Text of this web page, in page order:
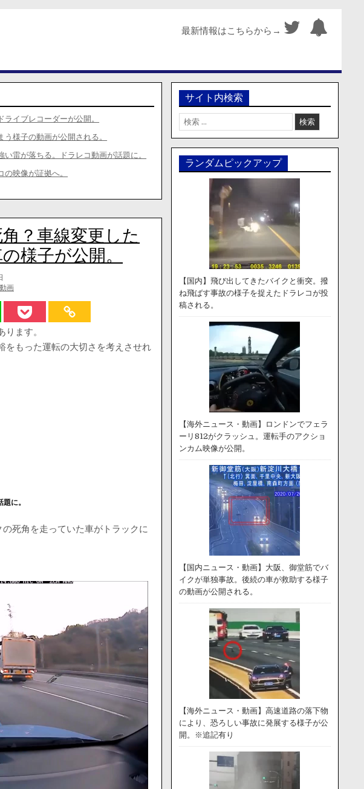
最新情報はこちらから→
イブレコーダーが公開。
様子の動画が公開される。
雷が落ちる。ドラレコ動画が話題に。
映像が証拠へ。
？車線変更した
様子が公開。
動画
ます。
をもった運転の大切さを考えさせれ
に。
死角を走っていた車がトラックに
サイト内検索
検
索:
ランダムピックアップ
【国内】飛び出してきたバイクと衝突。撥
ね飛ばす事故の様子を捉えたドラレコが投
稿される。
【海外ニュース・動画】ロンドンでフェラ
ーリ812がクラッシュ。運転手のアクショ
ンカム映像が公開。
【国内ニュース・動画】大阪、御堂筋でバ
イクが単独事故。後続の車が救助する様子
の動画が公開される。
【海外ニュース・動画】高速道路の落下物
により、恐ろしい事故に発展する様子が公
開。※追記有り